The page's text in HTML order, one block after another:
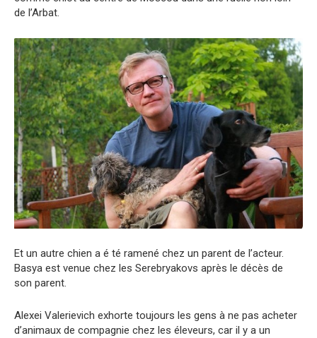
de l’Arbat.
Et un autre chien a é té ramené chez un parent de l’acteur.
Basya est venue chez les Serebryakovs après le décès de
son parent.
Alexei Valerievich exhorte toujours les gens à ne pas acheter
d’animaux de compagnie chez les éleveurs, car il y a un